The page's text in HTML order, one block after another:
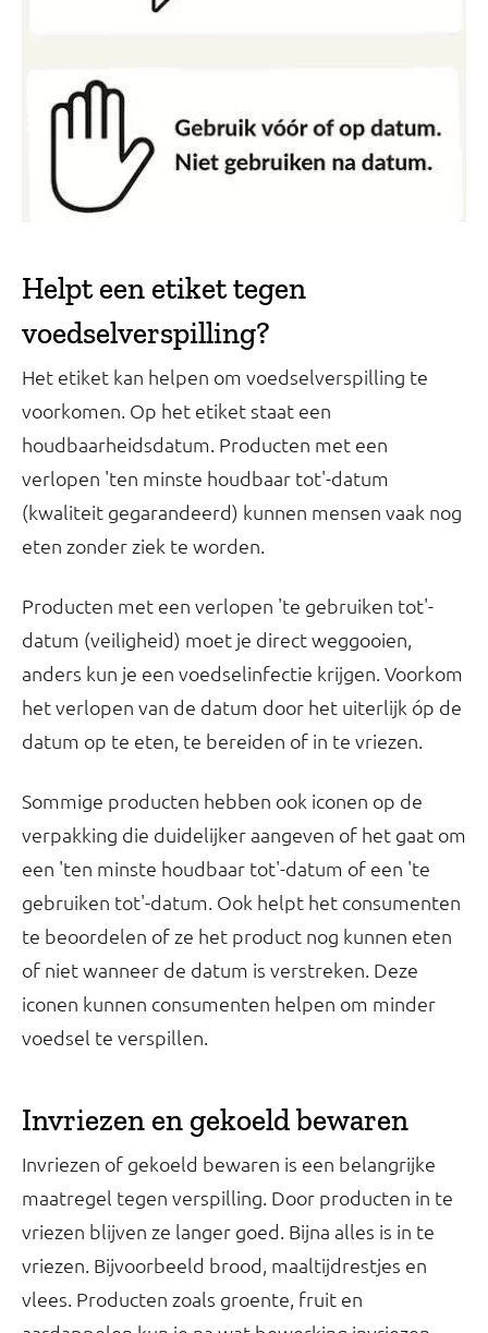
Helpt een etiket tegen
voedselverspilling?
Het etiket kan helpen om voedselverspilling te
voorkomen. Op het etiket staat een
houdbaarheidsdatum. Producten met een
verlopen 'ten minste houdbaar tot'-datum
(kwaliteit gegarandeerd) kunnen mensen vaak nog
eten zonder ziek te worden.
Producten met een verlopen 'te gebruiken tot'-
datum (veiligheid) moet je direct weggooien,
anders kun je een voedselinfectie krijgen. Voorkom
het verlopen van de datum door het uiterlijk óp de
datum op te eten, te bereiden of in te vriezen.
Sommige producten hebben ook iconen op de
verpakking die duidelijker aangeven of het gaat om
een 'ten minste houdbaar tot'-datum of een 'te
gebruiken tot'-datum. Ook helpt het consumenten
te beoordelen of ze het product nog kunnen eten
of niet wanneer de datum is verstreken. Deze
iconen kunnen consumenten helpen om minder
voedsel te verspillen.
Invriezen en gekoeld bewaren
Invriezen of gekoeld bewaren is een belangrijke
maatregel tegen verspilling. Door producten in te
vriezen blijven ze langer goed. Bijna alles is in te
vriezen. Bijvoorbeeld brood, maaltijdrestjes en
vlees. Producten zoals groente, fruit en